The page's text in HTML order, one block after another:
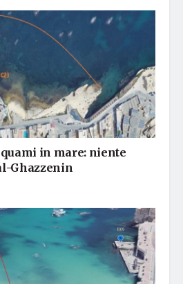
in mare: niente
Ghazzenin